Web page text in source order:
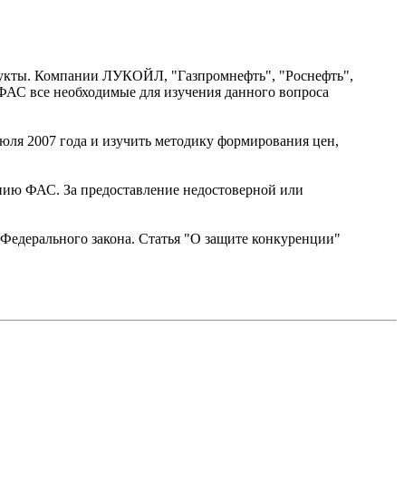
Компании ЛУКОЙЛ, "Газпромнефть", "Роснефть",
все необходимые для изучения данного вопроса
2007 года и изучить методику формирования цен,
ФАС. За предоставление недостоверной или
закона. Статья "О защите конкуренции"